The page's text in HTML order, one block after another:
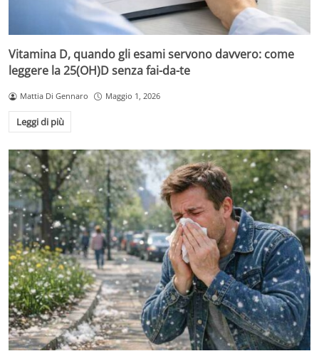
Vitamina D, quando gli esami servono davvero: come
leggere la 25(OH)D senza fai-da-te
Mattia Di Gennaro Maggio 1, 2026
Leggi di più